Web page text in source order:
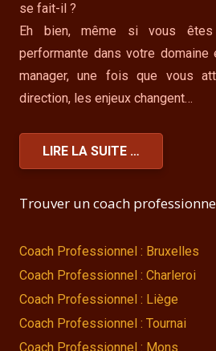
se fait-il ?
Eh bien, même si vous
performante dans votre
manager, une fois que vous
direction, les enjeux changent…
LIRE LA SUITE …
Trouver un coach
Coach Professionnel : Bruxelles
Coach Professionnel : Charleroi
Coach Professionnel : Liège
Coach Professionnel : Tournai
Coach Professionnel : Mons